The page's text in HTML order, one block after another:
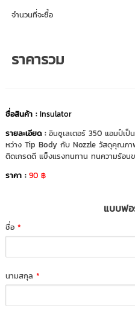
จำนวนที่จะซื้อ
ราคารวม
ชื่อสินค้า :Insulator
รายละเอียด :อินซูเลเตอร์ 350 แอมป์เป็
หว่าง Tip Body กับ Nozzle วัสดุคุณภ
ติดเกรดดี แข็งแรงทนทาน ทนความร้อน
ราคา : 90 ฿
แบบฟ
ชื่อ*
นามสกุล*